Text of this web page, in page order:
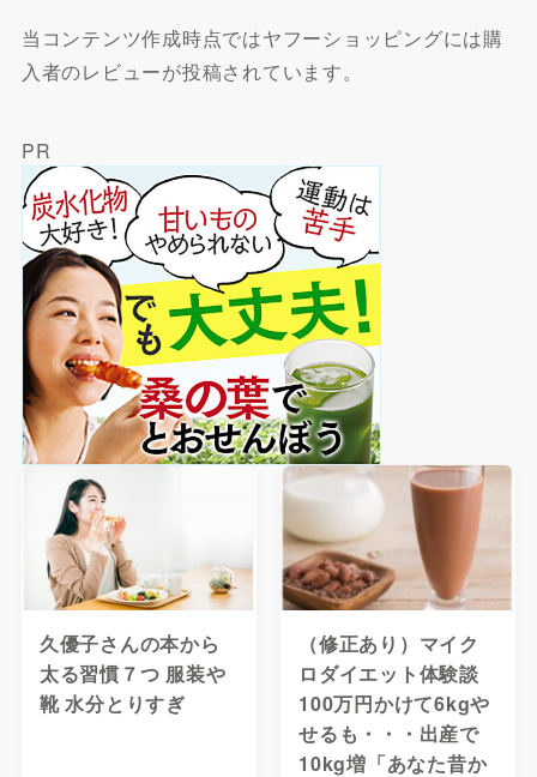
当コンテンツ作成時点ではヤフーショッピングには購
入者のレビューが投稿されています。
PR
久優子さんの本から
太る習慣７つ 服装や
靴 水分とりすぎ
（修正あり）マイク
ロダイエット体験談
100万円かけて6kgや
せるも・・・出産で
10kg増「あなた昔か